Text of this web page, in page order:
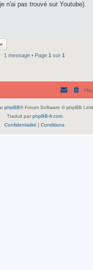
n'ai pas trouvé sur Youtube).
1 message • Page 1 sur 1
phpBB® Forum Software © phpBB
Traduit par phpBB-fr.com
Confidentialité | Conditions